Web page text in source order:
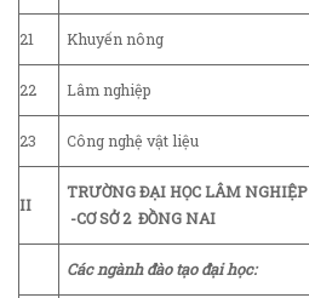
21 Khuyến nông
22 Lâm nghiệp
23 Công nghệ vật liệu
II
TRƯỜNG ĐẠI HỌC LÂM NGHIỆP
-CƠ SỞ 2 ĐỒNG NAI
Các ngành đào tạo đại học: